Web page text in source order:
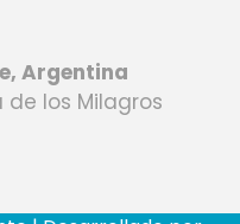
Argentina
de los Milagros